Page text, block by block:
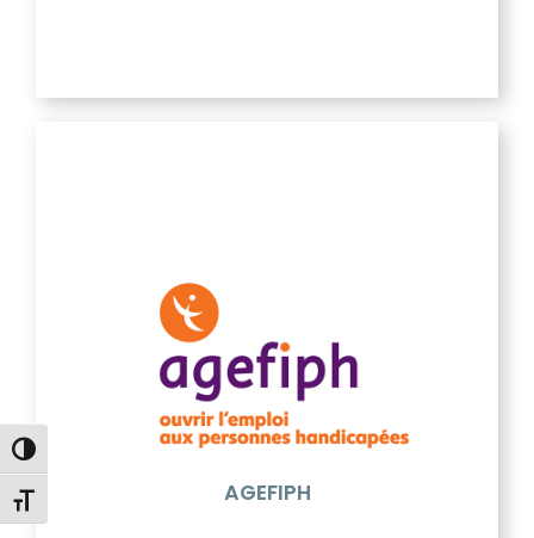
Passer en contraste élevé
Changer la taille de la police
AGEFIPH
AGEFIPH
Depuis plus de 35 ans, l’Agefiph accompagne les
entreprises privées, les personnes en situation de
handicap, les acteurs de l’emploi, de la formation et
de la santé au travail pour construire un monde du
travail toujours plus inclusif et permettre aux
personnes en situation de handicap de se réaliser